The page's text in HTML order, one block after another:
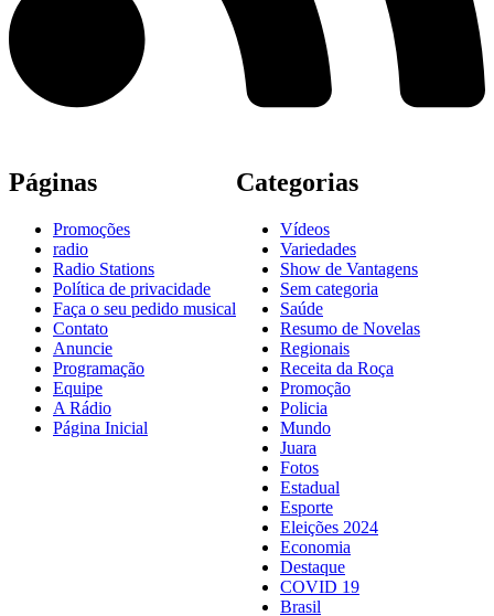
Páginas
Promoções
radio
Radio Stations
Política de privacidade
Faça o seu pedido musical
Contato
Anuncie
Programação
Equipe
A Rádio
Página Inicial
Categorias
Vídeos
Variedades
Show de Vantagens
Sem categoria
Saúde
Resumo de Novelas
Regionais
Receita da Roça
Promoção
Policia
Mundo
Juara
Fotos
Estadual
Esporte
Eleições 2024
Economia
Destaque
COVID 19
Brasil